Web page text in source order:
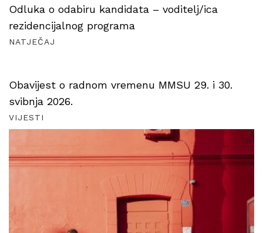
Odluka o odabiru kandidata – voditelj/ica
rezidencijalnog programa
NATJEČAJ
Obavijest o radnom vremenu MMSU 29. i 30.
svibnja 2026.
VIJESTI